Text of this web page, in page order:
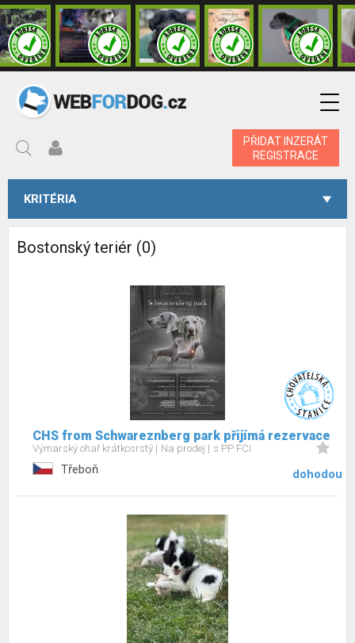
PŘIDAT INZERÁT
REGISTRACE
KRITÉRIA
Bostonský teriér (0)
CHS from Schwareznberg park přijímá rezervace
Výmarský ohař krátkosrstý Na prodej s PP FCI
Třeboň dohodou